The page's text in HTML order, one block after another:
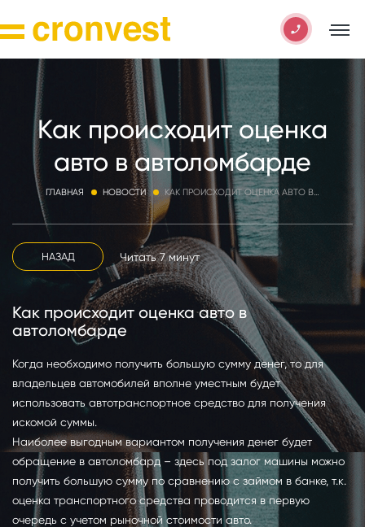
Как происходит оценка
авто в автоломбарде
ГЛАВНАЯ НОВОСТИ КАК ПРОИСХОДИТ ОЦЕНКА АВТО В АВТОЛОМБАРДЕ
НАЗАД Читать 7 минут
Как происходит оценка авто в
автоломбарде
Когда необходимо получить большую сумму денег, то для
владельцев автомобилей вполне уместным будет
использовать автотранспортное средство для получения
искомой суммы.
Наиболее выгодным вариантом получения денег будет
обращение в автоломбард – здесь под залог машины можно
получить большую сумму по сравнению с займом в банке, т.к.
оценка транспортного средства проводится в первую
очередь с учетом рыночной стоимости авто.